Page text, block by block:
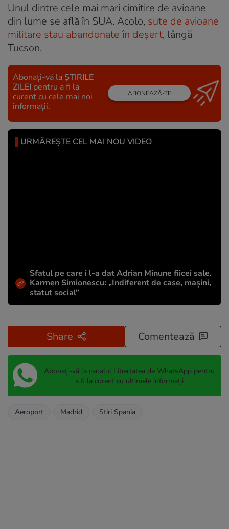
Unul dintre cele mai mari cimitire de avioane
din lume se află în SUA. Acolo, sute de avioane
militare stau abandonate în deșert, lângă
Tucson.
Abonați-vă la ȘTIRILE
ZILEI pentru a fi la
curent cu cele mai noi
informații.
ABONEAZĂ-TE
URMĂREȘTE CEL MAI NOU VIDEO
Sfatul pe care i l-a dat Adrian Minune fiicei sale.
Karmen Simionescu: „Indiferent de case, mașini,
statut social”
Share Comentează
Abonați-vă la canalul Libertatea de WhatsApp pentru
a fi la curent cu ultimele informații
Aeroport Madrid Stiri Spania